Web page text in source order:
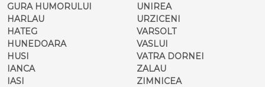
GURA HUMORULUI
HARLAU
HATEG
HUNEDOARA
HUSI
IANCA
IASI
UNIREA
URZICENI
VARSOLT
VASLUI
VATRA DORNEI
ZALAU
ZIMNICEA